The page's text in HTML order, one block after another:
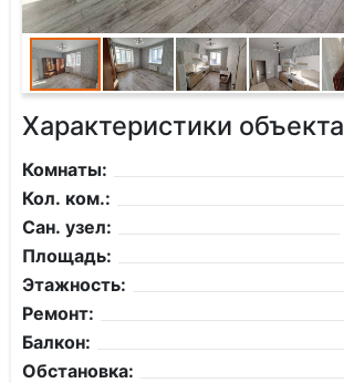
Характеристики объекта
Комнаты:
Кол. ком.:
Сан. узел:
Площадь:
Этажность:
Ремонт:
Балкон:
Обстановка: